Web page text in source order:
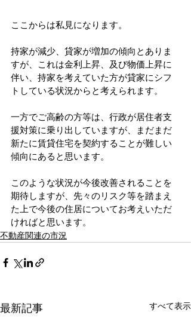
ここからは私見になります。
持家が減少、貸家が増加の傾向とありま
すが、これは金利上昇、及び物価上昇に
伴い、持家を考えていた方が貸家にシフ
トしている状況からと考えられます。
一方でご高齢の方等は、行政が居住者支
援対策に乗り出していますが、まだまだ
新たに賃貸住宅を契約することが難しい
傾向にあると思います。
このような状況が今後改善されることを
期待しますが、先々のリスク等を踏まえ
た上で今後の住居についてお考えいただ
ければと思います。
不動産関連の市況
最新記事 すべて表示